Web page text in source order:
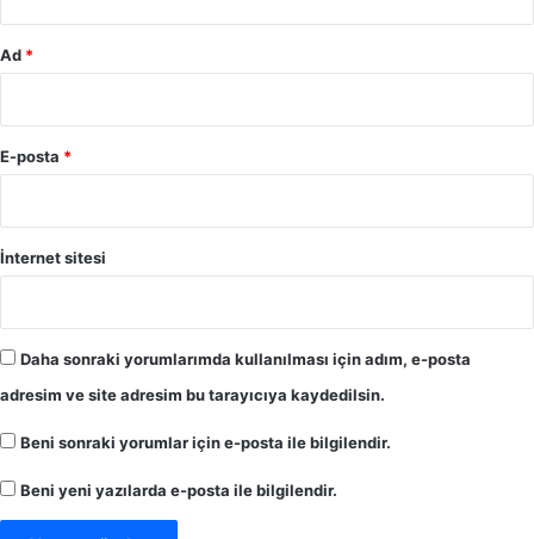
Ad *
E-posta *
İnternet sitesi
Daha sonraki yorumlarımda kullanılması için adım, e-posta
adresim ve site adresim bu tarayıcıya kaydedilsin.
Beni sonraki yorumlar için e-posta ile bilgilendir.
Beni yeni yazılarda e-posta ile bilgilendir.